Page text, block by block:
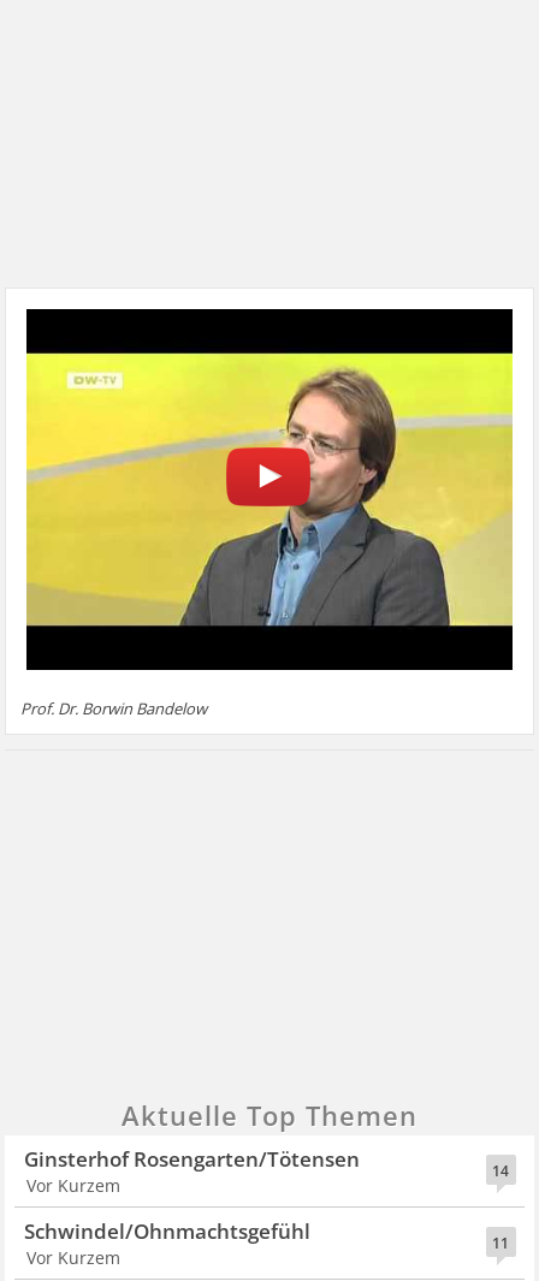
Prof. Dr. Borwin Bandelow
Aktuelle Top Themen
14
Ginsterhof Rosengarten/Tötensen
Vor Kurzem
11
Schwindel/Ohnmachtsgefühl
Vor Kurzem